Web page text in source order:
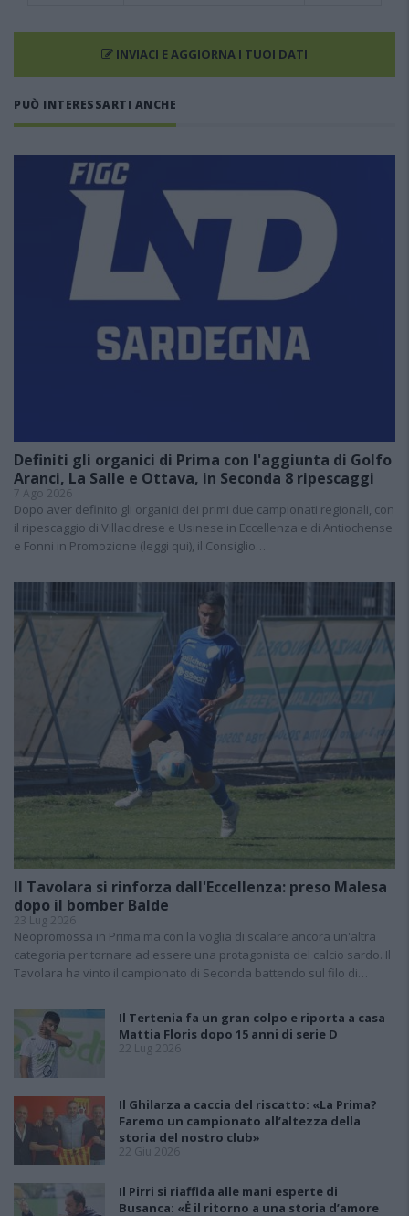
INVIACI E AGGIORNA I TUOI DATI
PUÒ INTERESSARTI ANCHE
Definiti gli organici di Prima con l'aggiunta di Golfo
Aranci, La Salle e Ottava, in Seconda 8 ripescaggi
7 Ago 2026
Dopo aver definito gli organici dei primi due campionati regionali, con
il ripescaggio di Villacidrese e Usinese in Eccellenza e di Antiochense
e Fonni in Promozione (leggi qui), il Consiglio…
Il Tavolara si rinforza dall'Eccellenza: preso Malesa
dopo il bomber Balde
23 Lug 2026
Neopromossa in Prima ma con la voglia di scalare ancora un'altra
categoria per tornare ad essere una protagonista del calcio sardo. Il
Tavolara ha vinto il campionato di Seconda battendo sul filo di…
Il Tertenia fa un gran colpo e riporta a casa
Mattia Floris dopo 15 anni di serie D
22 Lug 2026
Il Ghilarza a caccia del riscatto: «La Prima?
Faremo un campionato all’altezza della
storia del nostro club»
22 Giu 2026
Il Pirri si riaffida alle mani esperte di
Busanca: «Ė il ritorno a una storia d’amore